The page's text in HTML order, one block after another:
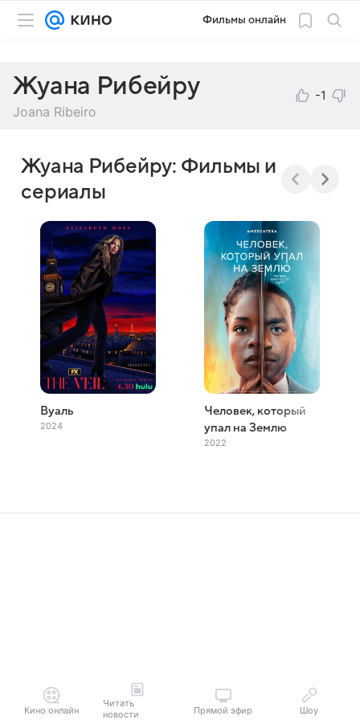
Фильмы онлайн
Жуана Рибейру
Joana Ribeiro
-1
Жуана Рибейру: Фильмы и
сериалы
Вуаль
2024
Человек, который
упал на Землю
2022
Кино онлайн
Читать
новости
Прямой эфир Шоу